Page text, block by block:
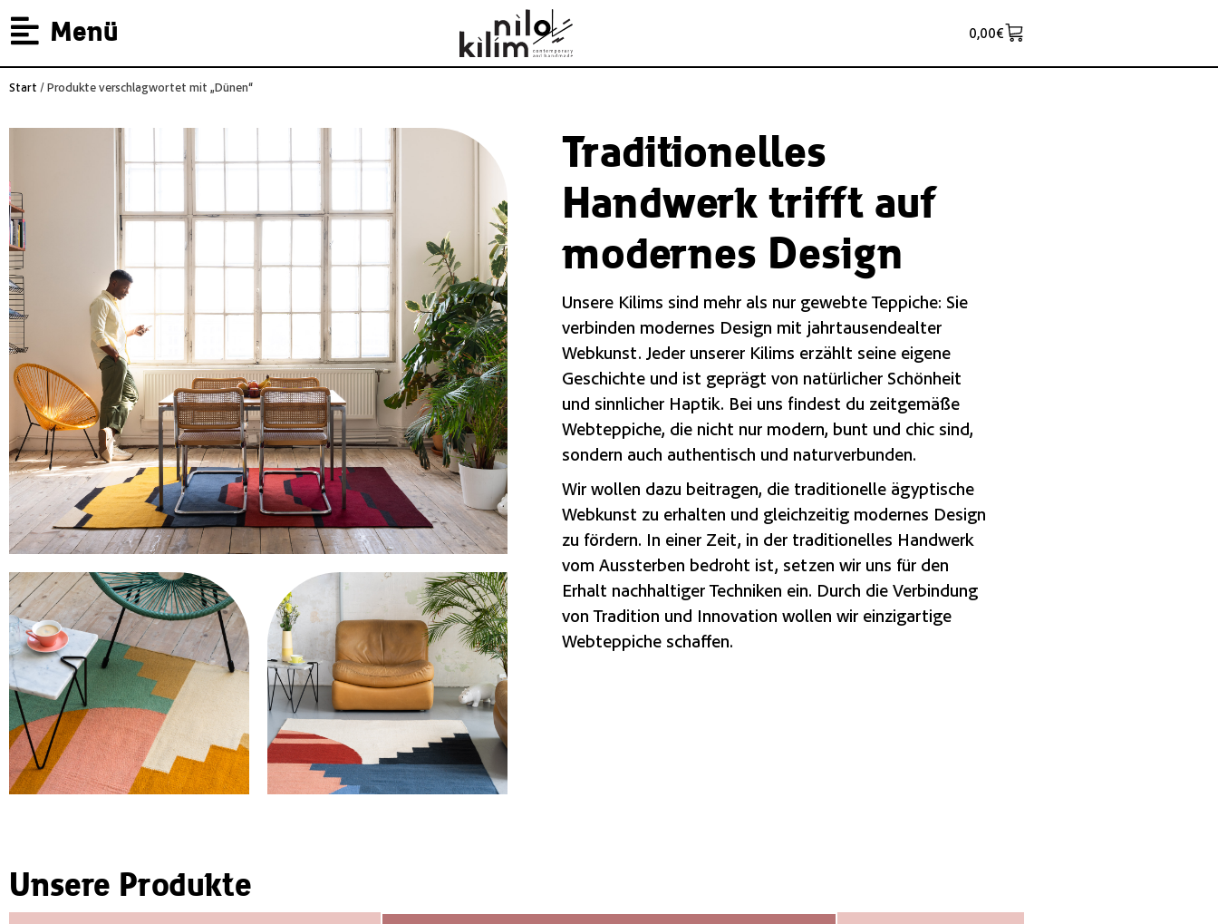
Menü 0,00€
Start / Produkte verschlagwortet mit „Dünen“
Traditionelles
Handwerk trifft auf
modernes Design
Unsere Kilims sind mehr als nur gewebte Teppiche: Sie
verbinden modernes Design mit jahrtausendealter
Webkunst. Jeder unserer Kilims erzählt seine eigene
Geschichte und ist geprägt von natürlicher Schönheit
und sinnlicher Haptik. Bei uns findest du zeitgemäße
Webteppiche, die nicht nur modern, bunt und chic sind,
sondern auch authentisch und naturverbunden.
Wir wollen dazu beitragen, die traditionelle ägyptische
Webkunst zu erhalten und gleichzeitig modernes Design
zu fördern. In einer Zeit, in der traditionelles Handwerk
vom Aussterben bedroht ist, setzen wir uns für den
Erhalt nachhaltiger Techniken ein. Durch die Verbindung
von Tradition und Innovation wollen wir einzigartige
Webteppiche schaffen.
Unsere Produkte